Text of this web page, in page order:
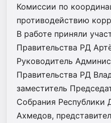
Комиссии по
противодействию
В работе приняли
Правительства РД
Руководитель
Правительства РД
заместитель
Собрания Республики
Ахмедов,